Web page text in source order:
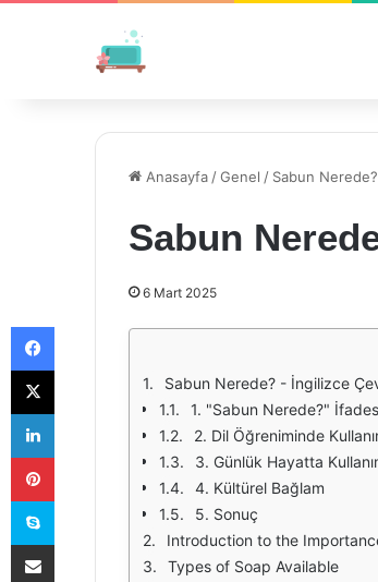
Anasayfa /Genel / Sabun
Sabun
6 Mart 2025
Sabun Nerede? - İngilizce
1. "Sabun Nerede?"
2. Dil Öğreniminde
3. Günlük Hayatta
4. Kültürel Bağlam
5. Sonuç
Introduction to the
Types of Soap Available
Facebook
X
LinkedIn
Pinterest
Skype
E-Posta ile paylaş